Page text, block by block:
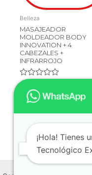
Belleza
MASAJEADOR
MOLDEADOR BODY
INNOVATION + 4
CABEZALES +
INFRARROJO
Valorado
de
5
$
54,900.00
Añadir Al
¡Hola! Tienes
Tecnológico